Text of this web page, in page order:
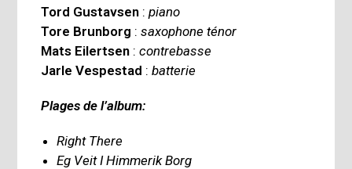
Tord Gustavsen :piano
Tore Brunborg :saxophone ténor
Mats Eilertsen :contrebasse
Jarle Vespestad :batterie
Plages de l’album:
Right There
Eg Veit I Himmerik Borg